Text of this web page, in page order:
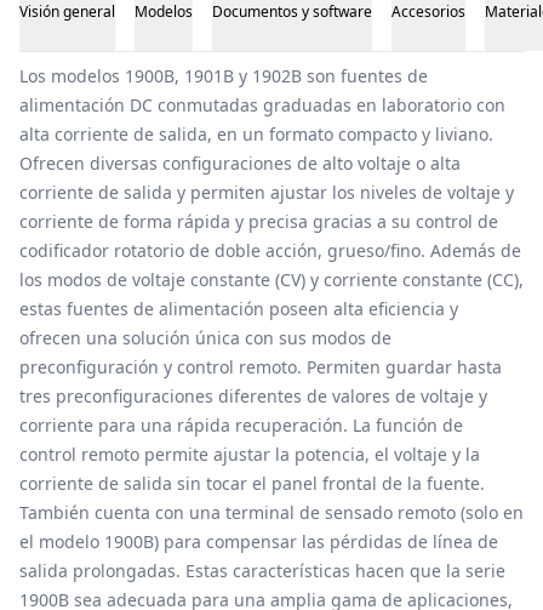
Visión general Modelos Documentos y software Accesorios
Visión general
Los modelos 1900B, 1901B y 1902B son fuentes de
alimentación DC conmutadas graduadas en laboratorio con
alta corriente de salida, en un formato compacto y liviano.
Ofrecen diversas configuraciones de alto voltaje o alta
corriente de salida y permiten ajustar los niveles de voltaje y
corriente de forma rápida y precisa gracias a su control de
codificador rotatorio de doble acción, grueso/fino. Además de
los modos de voltaje constante (CV) y corriente constante (CC),
estas fuentes de alimentación poseen alta eficiencia y
ofrecen una solución única con sus modos de
preconfiguración y control remoto. Permiten guardar hasta
tres preconfiguraciones diferentes de valores de voltaje y
corriente para una rápida recuperación. La función de
control remoto permite ajustar la potencia, el voltaje y la
corriente de salida sin tocar el panel frontal de la fuente.
También cuenta con una terminal de sensado remoto (solo en
el modelo 1900B) para compensar las pérdidas de línea de
salida prolongadas. Estas características hacen que la serie
1900B sea adecuada para una amplia gama de aplicaciones,